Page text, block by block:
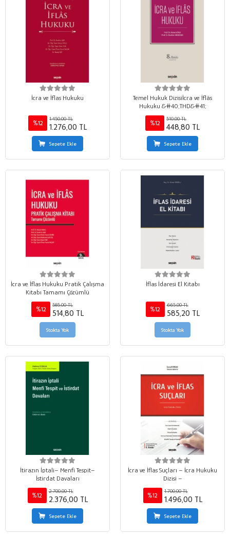
İcra ve İflas Hukuku
%12
1.450,00 TL
1.276,00 TL
Sepete Ekle
Temel Hukuk Dizisiİcra ve İflâs
Hukuku &#40;THD&#41;
%12
510,00 TL
448,80 TL
Sepete Ekle
İcra ve İflas Hukuku Pratik Çalışma
Kitabı Tamamı Çözümlü
%12
585,00 TL
514,80 TL
Stokta Yok
İflas İdaresi El Kitabı
%12
665,00 TL
585,20 TL
Stokta Yok
İtirazın İptali– Menfi Tespit–
İstirdat Davaları
%12
2.700,00 TL
2.376,00 TL
Sepete Ekle
İcra ve İflas Suçları – İcra Hukuku
Dizisi –
%12
1.700,00 TL
1.496,00 TL
Sepete Ekle